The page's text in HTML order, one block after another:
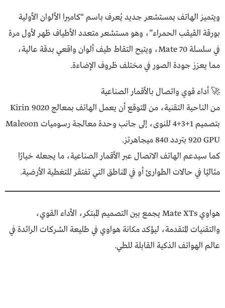
ويتميز الهاتف بمستشعر جديد يُعرف باسم “كاميرا الألوان الأولية
بورقة القيقب الحمراء”، وهو مستشعر متعدد الأطياف ظهر لأول مرة
في سلسلة Mate 70، ويتيح التقاط طيف ألوان واقعي بدقة عالية،
مما يعزز جودة الصور في مختلف ظروف الإضاءة.
🚀 أداء قوي واتصال بالأقمار الصناعية
من الناحية التقنية، من المتوقع أن يعمل الهاتف بمعالج Kirin 9020
بتصميم 1+3+4 للنوى، إلى جانب وحدة معالجة رسوميات Maleoon
920 GPU بتردد 840 ميجاهرتز.
كما سيدعم الهاتف الاتصال عبر الأقمار الصناعية، ما يجعله خيارًا
مثاليًا في حالات الطوارئ أو في المناطق التي تفتقر للتغطية الأرضية.
هواوي Mate XTs يجمع بين التصميم المبتكر، الأداء القوي،
والتقنيات المتقدمة، ليؤكد مكانة هواوي في طليعة الشركات الرائدة في
عالم الهواتف الذكية القابلة للطي.